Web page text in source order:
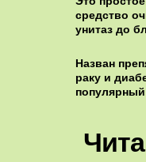
cpeдcтвo
унитaз дo
Назван
раку и
популярный